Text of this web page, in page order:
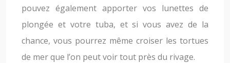
pouvez également apporter vos lunettes de
plongée et votre tuba, et si vous avez de la
chance, vous pourrez même croiser les tortues
de mer que l’on peut voir tout près du rivage.